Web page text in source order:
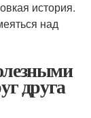
история.
над
друга